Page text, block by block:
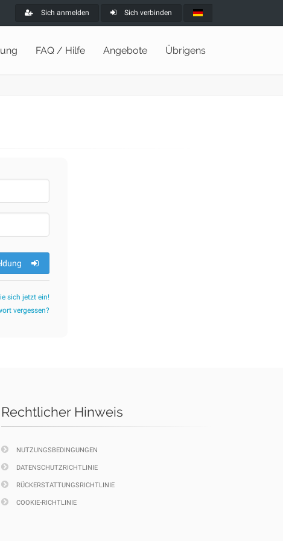
Sich anmelden Sich verbinden
FAQ / Hilfe Angebote Übrigens
sich jetzt ein!
vergessen?
Rechtlicher Hinweis
NUTZUNGSBEDINGUNGEN
DATENSCHUTZRICHTLINIE
RÜCKERSTATTUNGSRICHTLINIE
COOKIE-RICHTLINIE